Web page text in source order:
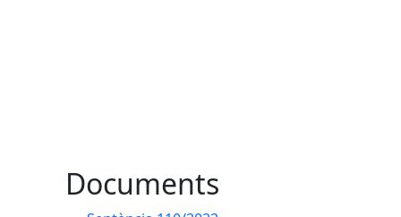
Documents